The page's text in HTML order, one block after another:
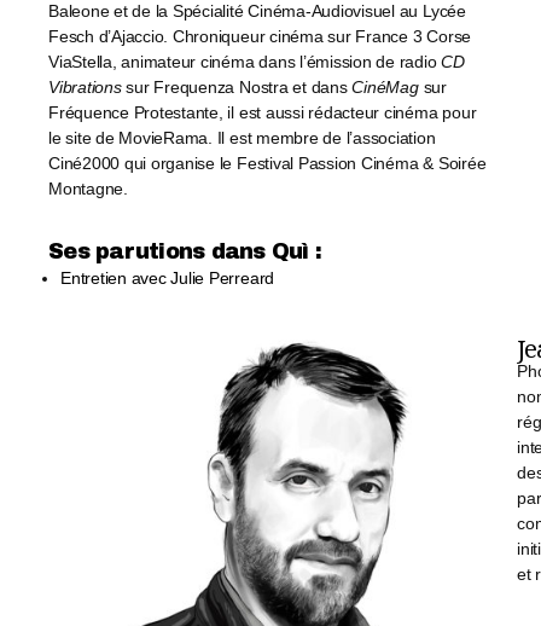
Baleone et de la Spécialité Cinéma-Audiovisuel au Lycée
Fesch d’Ajaccio. Chroniqueur cinéma sur France 3 Corse
ViaStella, animateur cinéma dans l’émission de radioCD
Vibrationssur Frequenza Nostra et dansCinéMagsur
Fréquence Protestante, il est aussi rédacteur cinéma pour
le site de MovieRama. Il est membre de l’association
Ciné2000 qui organise le Festival Passion Cinéma & Soirée
Montagne.
Ses parutions dans Quì :​
Entretien avec Julie Perreard
et